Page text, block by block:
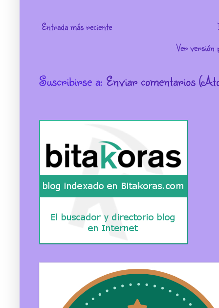
Entrada más reciente
Ver versión
Suscribirse a: Enviar comentarios